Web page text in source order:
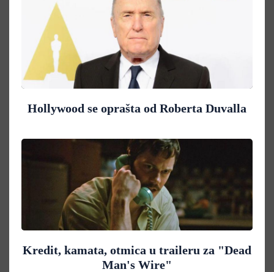
Hollywood se oprašta od Roberta Duvalla
Kredit, kamata, otmica u traileru za "Dead
Man's Wire"